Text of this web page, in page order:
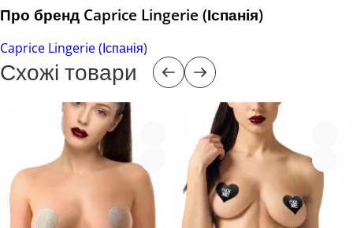
Про бренд Caprice Lingerie (Іспанія)
Caprice Lingerie (Іспанія)
Схожі товари